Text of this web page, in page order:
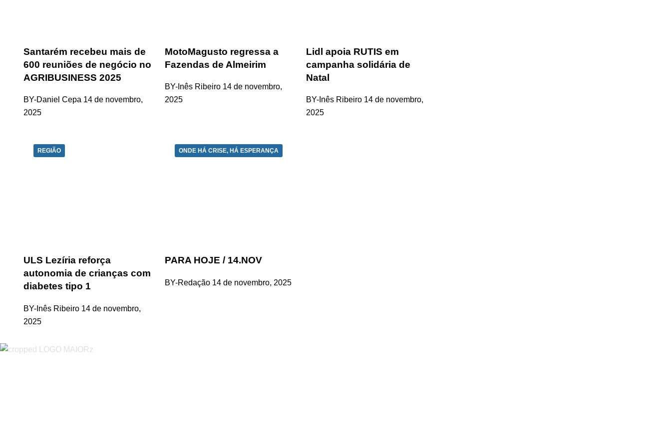
Santarém recebeu mais de
600 reuniões de negócio no
AGRIBUSINESS 2025
BY-Daniel Cepa 14 de novembro,
2025
MotoMagusto regressa a
Fazendas de Almeirim
BY-Inês Ribeiro 14 de novembro,
2025
Lidl apoia RUTIS em
campanha solidária de
Natal
BY-Inês Ribeiro 14 de novembro,
2025
REGIÃO
ULS Lezíria reforça
autonomia de crianças com
diabetes tipo 1
BY-Inês Ribeiro 14 de novembro,
2025
ONDE HÁ CRISE, HÁ ESPERANÇA
PARA HOJE / 14.NOV
BY-Redação 14 de novembro, 2025